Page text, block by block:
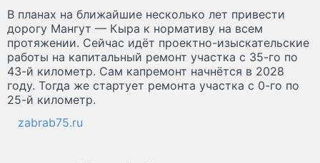
В планах на ближайшие несколько лет привести
дорогу Мангут — Кыра к нормативу на всем
протяжении. Сейчас идёт проектно-изыскательские
работы на капитальный ремонт участка с 35-го по
43-й километр. Сам капремонт начнётся в 2028
году. Тогда же стартует ремонта участка с 0-го по
25-й километр.
zabrab75.ru